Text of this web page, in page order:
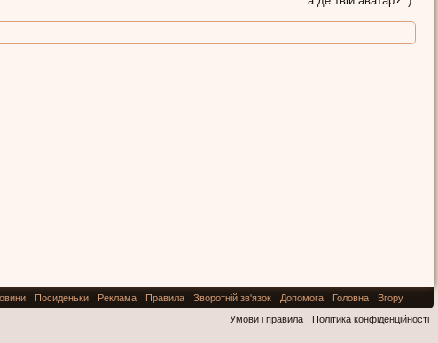
Посиденьки Реклама Правила Зворотній зв'язок Допомога Головна
Вгору
Умови і правила
Політика конфіденційності